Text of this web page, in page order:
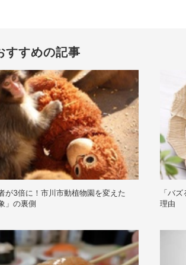
すすめの記事
が3倍に！市川市動植物園を変えた
」の裏側
「バ
理由